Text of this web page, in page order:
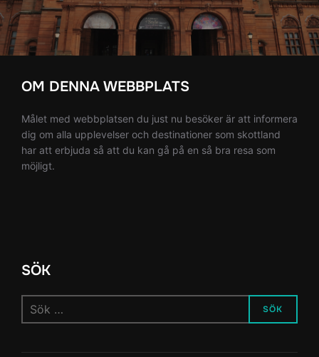
OM DENNA WEBBPLATS
Målet med webbplatsen du just nu besöker är att informera
dig om alla upplevelser och destinationer som skottland
har att erbjuda så att du kan gå på en så bra resa som
möjligt.
SÖK
efter:
SÖK